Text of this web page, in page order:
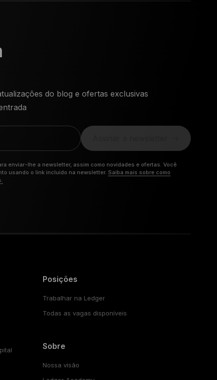
do blog e ofertas exclusivas
enviar-lhe a newsletter, assim como novidades e ofertas. Você
usando o link incluído na newsletter. Saiba mais sobre como
Posições
Trabalhar na Ledger
Todas as vagas disponíveis
Sobre
Nossa visão